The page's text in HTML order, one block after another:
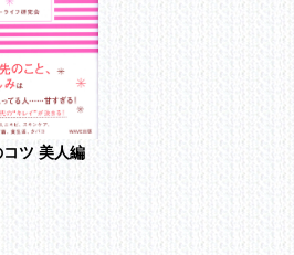
ツ 美人編 温め美人プログラム